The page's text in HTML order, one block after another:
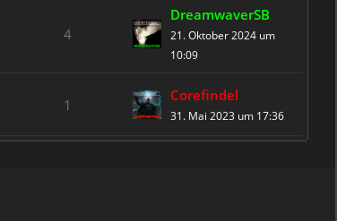
4
DreamwaverSB
21. Oktober 2024 um
10:09
1
Corefindel
31. Mai 2023 um 17:36